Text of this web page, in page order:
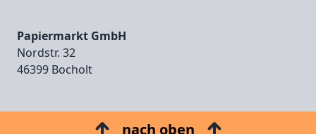
Papiermarkt GmbH
Nordstr. 32
46399 Bocholt
nach oben